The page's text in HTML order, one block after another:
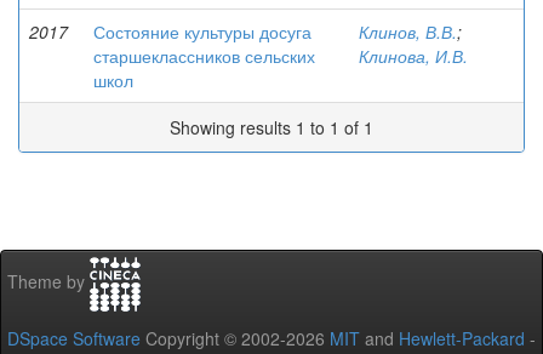
2017
Состояние культуры досуга
старшеклассников сельских
школ
Клинов, В.В.;
Клинова, И.В.
Showing results 1 to 1 of 1
Theme by
DSpace Software Copyright © 2002-2026 MIT and Hewlett-Packard -